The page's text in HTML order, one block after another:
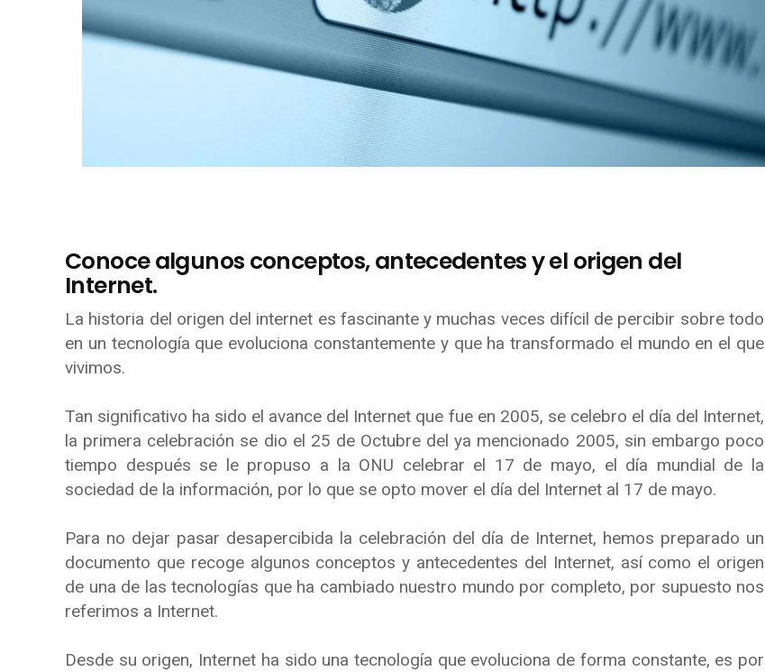
Conoce algunos conceptos, antecedentes y el origen del
Internet.
La historia del origen del internet es fascinante y muchas veces difícil de percibir sobre todo
en un tecnología que evoluciona constantemente y que ha transformado el mundo en el que
vivimos.
Tan significativo ha sido el avance del Internet que fue en 2005, se celebro el día del Internet,
la primera celebración se dio el 25 de Octubre del ya mencionado 2005, sin embargo poco
tiempo después se le propuso a la ONU celebrar el 17 de mayo, el día mundial de la
sociedad de la información, por lo que se opto mover el día del Internet al 17 de mayo.
Para no dejar pasar desapercibida la celebración del día de Internet, hemos preparado un
documento que recoge algunos conceptos y antecedentes del Internet, así como el origen
de una de las tecnologías que ha cambiado nuestro mundo por completo, por supuesto nos
referimos a Internet.
Desde su origen, Internet ha sido una tecnología que evoluciona de forma constante, es por